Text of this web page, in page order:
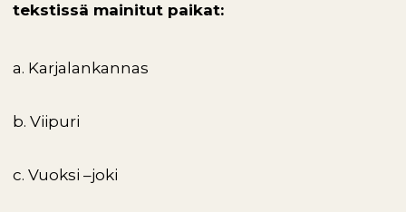
tekstissä mainitut paikat:
a. Karjalankannas
b. Viipuri
c. Vuoksi –joki